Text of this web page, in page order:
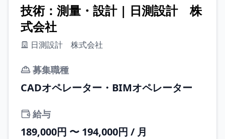
技術：測量・設計 | 日測設計 株
式会社
日測設計 株式会社
募集職種
CADオペレーター・BIMオペレーター
給与
189,000円 〜 194,000円 / 月